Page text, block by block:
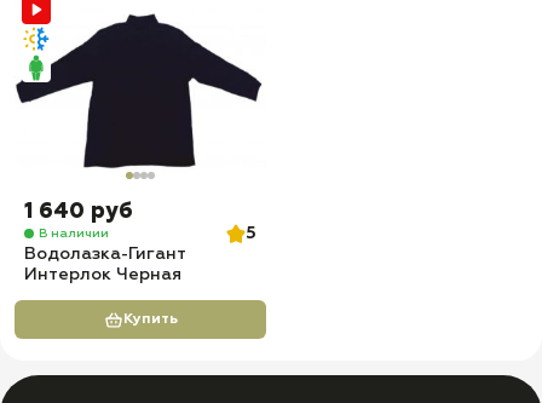
1 640 руб
В наличии
5
Водолазка-Гигант
Интерлок Черная
Купить